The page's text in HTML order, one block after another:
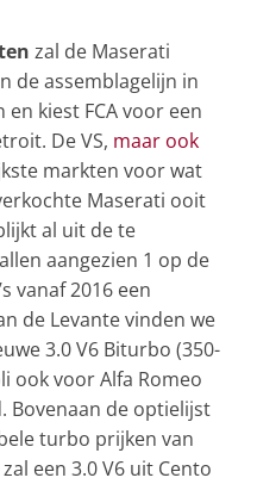
zal de Maserati
de assemblagelijn in
kiest FCA voor een
De VS, maar ook
markten voor wat
Maserati ooit
al uit de te
aangezien 1 op de
vanaf 2016 een
de Levante vinden we
3.0 V6 Biturbo (350-
ook voor Alfa Romeo
Bovenaan de optielijst
turbo prijken van
een 3.0 V6 uit Cento